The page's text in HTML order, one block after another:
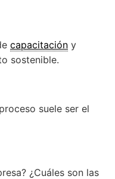
capacitación y
sostenible.
suele ser el
¿Cuáles son las